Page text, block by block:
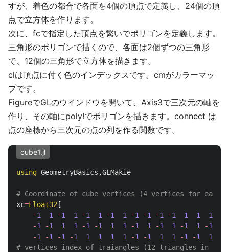
すが、着色の都合で各面を4個の頂点で定義し、24個の頂
点で立方体を作ります。
次に、fcで指定した頂点を繋いでポリゴンを定義します。
三角形のポリゴンで描くので、各面は2個ずつの三角形
で、12個の三角形で立方体を描きます。
clは頂点に付く色のインデックスです。cmがカラーマッ
プです。
FigureでGLのウインドウを開いて、Axis3で三次元の軸を
作り、その軸にpoly!でポリゴンを描きます。connect は
点の座標から三次元の点の列を作る関数です。
cube1.jl
using GeometryBasics ,GLMakie
# Coordinate of cube vertices (4 vertices for each
xc=Float32 [
-1 1 -1 1 -1 1 -1 1 -1 -1 -1 -1 1 1 1
-1 -1 1 1 -1 -1 1 1 -1 1 -1 1 -1 1 -1
-1 -1 -1 -1 1 1 1 1 -1 -1 1 1 -1 -1 1
# vertices index of traiangles (12 triangles in 1